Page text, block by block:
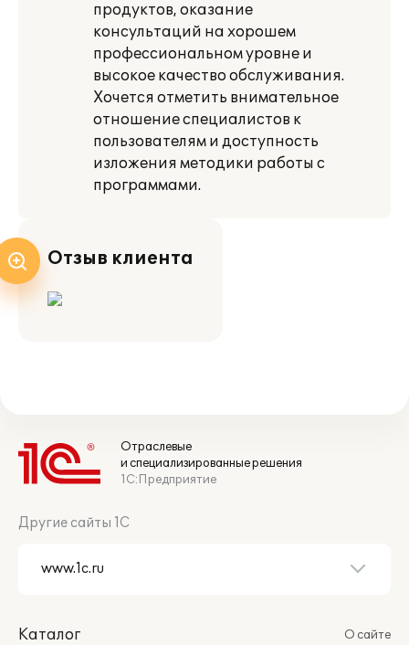
продуктов, оказание
консультаций на хорошем
профессиональном уровне и
высокое качество обслуживания.
Хочется отметить внимательное
отношение специалистов к
пользователям и доступность
изложения методики работы с
программами.
Отзыв клиента
Отраслевые
и специализированные решения
1С:Предприятие
Другие сайты 1С
Каталог
О сайте